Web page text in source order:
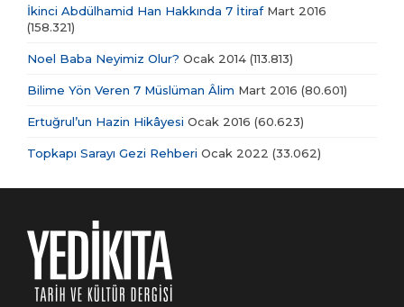
İkinci Abdülhamid Han Hakkında 7 İtirafMart 2016
(158.321)
Noel Baba Neyimiz Olur? Ocak 2014 (113.813)
Bilime Yön Veren 7 Müslüman Âlim Mart 2016 (80.601)
Ertuğrul’un Hazin Hikâyesi Ocak 2016 (60.623)
Topkapı Sarayı Gezi Rehberi Ocak 2022 (33.062)